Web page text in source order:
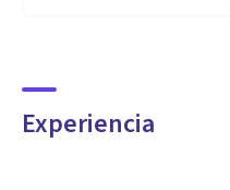
Experiencia